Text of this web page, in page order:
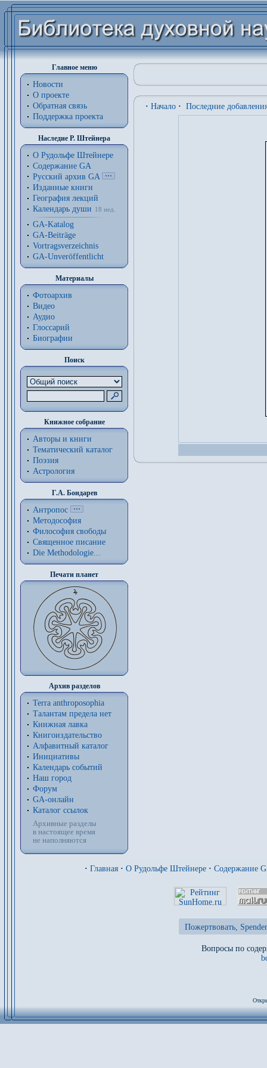
Главное меню
Новости
О проекте
Обратная связь
Поддержка проекта
Наследие Р. Штейнера
О Рудольфе Штейнере
Содержание GA
Русский архив GA
Изданные книги
География лекций
Календарь души
18 нед.
GA-Katalog
GA-Beiträge
Vortragsverzeichnis
GA-Unveröffentlicht
Материалы
Фотоархив
Видео
Аудио
Глоссарий
Биографии
Поиск
Книжное собрание
Авторы и книги
Тематический каталог
Поэзия
Астрология
Г.А. Бондарев
Антропос
Методософия
Философия cвободы
Священное писание
Die Methodologie...
Печати планет
Архив разделов
Terra anthroposophia
Талантам предела нет
Книжная лавка
Книгоиздательство
Алфавитный каталог
Инициативы
Календарь событий
Наш город
Форум
GA-онлайн
Каталог ссылок
Архивные разделы
в настоящее время
не наполняются
· Начало · Последние
· Главная · О Рудольфе Штейнере · Содержание
Пожертвовать,
Вопросы по